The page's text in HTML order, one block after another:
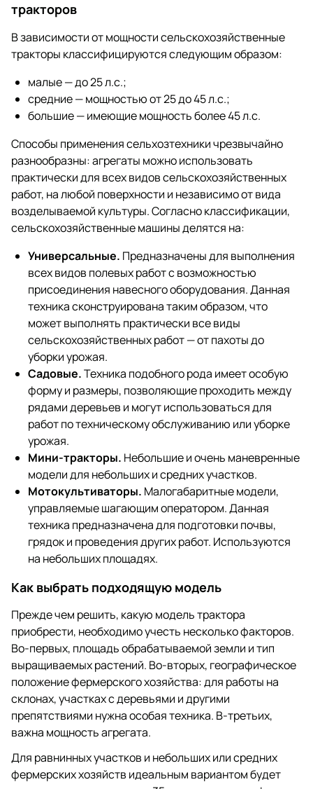
тракторов
В зависимости от мощности сельскохозяйственные
тракторы классифицируются следующим образом:
малые — до 25 л.с.;
средние — мощностью от 25 до 45 л.с.;
большие — имеющие мощность более 45 л.с.
Способы применения сельхозтехники чрезвычайно
разнообразны: агрегаты можно использовать
практически для всех видов сельскохозяйственных
работ, на любой поверхности и независимо от вида
возделываемой культуры. Согласно классификации,
сельскохозяйственные машины делятся на:
Универсальные. Предназначены для выполнения
всех видов полевых работ с возможностью
присоединения навесного оборудования. Данная
техника сконструирована таким образом, что
может выполнять практически все виды
сельскохозяйственных работ — от пахоты до
уборки урожая.
Садовые.Техника подобного рода имеет особую
форму и размеры, позволяющие проходить между
рядами деревьев и могут использоваться для
работ по техническому обслуживанию или уборке
урожая.
Мини-тракторы. Небольшие и очень маневренные
модели для небольших и средних участков.
Мотокультиваторы. Малогабаритные модели,
управляемые шагающим оператором. Данная
техника предназначена для подготовки почвы,
грядок и проведения других работ. Используются
на небольших площадях.
Как выбрать подходящую модель
Прежде чем решить, какую модель трактора
приобрести, необходимо учесть несколько факторов.
Во-первых, площадь обрабатываемой земли и тип
выращиваемых растений. Во-вторых, географическое
положение фермерского хозяйства: для работы на
склонах, участках с деревьями и другими
препятствиями нужна особая техника. В-третьих,
важна мощность агрегата.
Для равнинных участков и небольших или средних
фермерских хозяйств идеальным вариантом будет